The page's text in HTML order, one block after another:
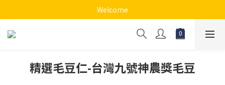
Welcome
精選毛豆仁-台灣九號神農獎毛豆